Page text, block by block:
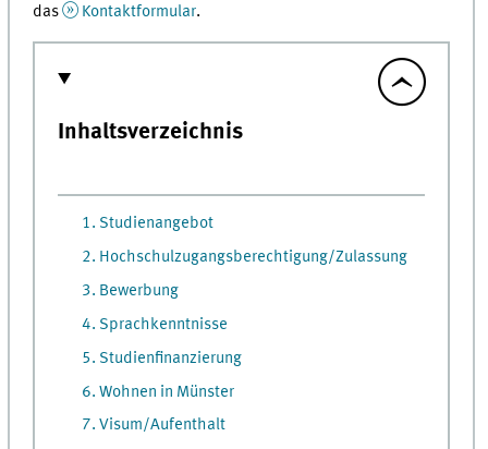
das
Kontaktformular.
Inhaltsverzeichnis
1. Studienangebot
2. Hochschulzugangsberechtigung/Zulassung
3. Bewerbung
4. Sprachkenntnisse
5. Studienfinanzierung
6. Wohnen in Münster
7. Visum/Aufenthalt